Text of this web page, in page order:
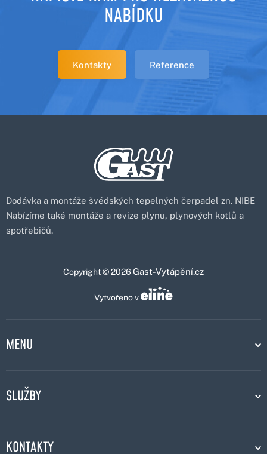
NABÍDKU
Kontakty Reference
Dodávka a montáže švédských tepelných čerpadel zn. NIBE
Nabízíme také montáže a revize plynu, plynových kotlů a
spotřebičů.
Copyright © 2026 Gast-Vytápění.cz
Vytvořeno v
MENU
SLUŽBY
KONTAKTY